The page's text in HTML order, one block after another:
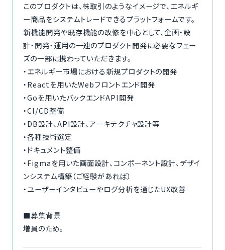
法人の方
今すぐ無料で登録 ログイン
このプロダクトは、株取引のようなイメージで、エネルギ
ー商品をシステムトレードできるプラットフォームです。
新機能開発や既存機能の改修を中心として、企画・設
計・開発・運用の一連のプロダクト開発に必要なフェー
ズの一部に携わっていただきます。
・エネルギー市場における新規プロダクトの開発
・Reactを用いたWebフロントエンド開発
・Goを用いたバックエンドAPI開発
・CI/CD整備
・DB設計、API設計、アーキテクチャ設計等
・各種技術選定
・ドキュメント整備
・Figmaを用いた画面設計、コンポーネント設計、デザイ
ンシステム構築（ご経験があれば）
・ユーザーインタビューやログ分析を通じたUX改善
■募集背景
増員のため。